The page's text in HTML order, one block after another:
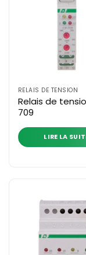
RELAIS DE TENSION
Relais de
709
LIRE LA